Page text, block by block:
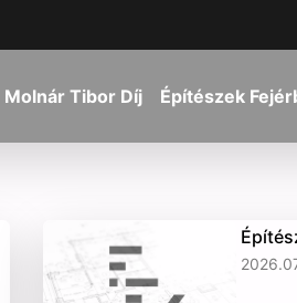
Molnár Tibor Díj Építészek